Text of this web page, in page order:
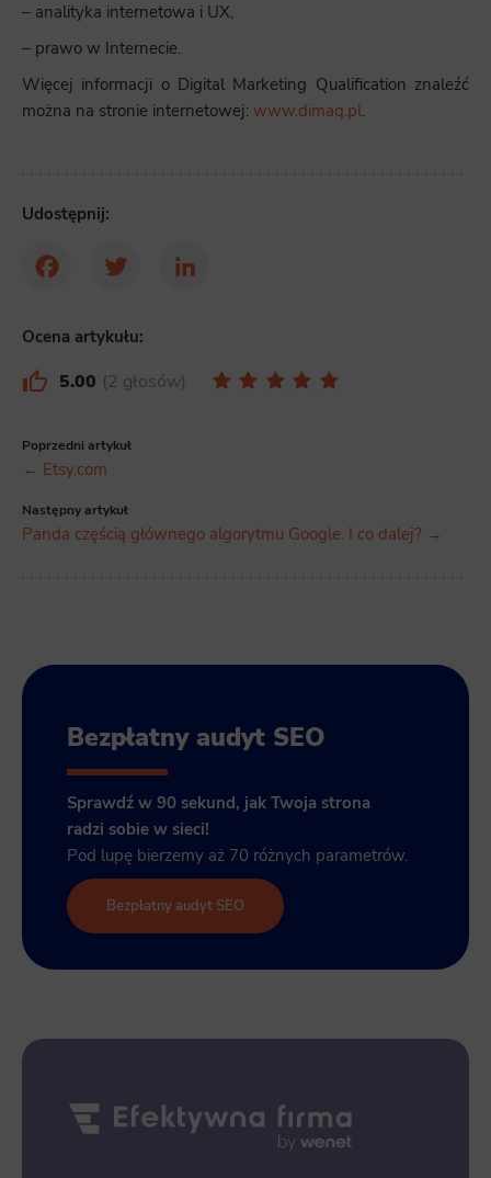
– analityka internetowa i UX,
– prawo w Internecie.
Więcej informacji o Digital Marketing Qualification znaleźć
można na stronie internetowej: www.dimaq.pl.
Udostępnij:
FacebookTwitter LinkedIn
Ocena artykułu:
5.00 2 głosów
Poprzedni artykuł
← Etsy.com
Następny artykuł
Panda częścią głównego algorytmu Google. I co dalej? →
Bezpłatny audyt SEO
Sprawdź w 90 sekund, jak Twoja strona
radzi sobie w sieci!
Pod lupę bierzemy aż 70 różnych parametrów.
Bezpłatny audyt SEO